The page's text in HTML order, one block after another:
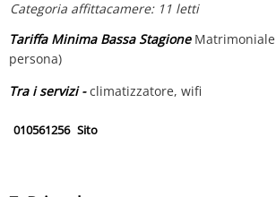
Categoria affittacamere: 11 letti
Tariffa Minima Bassa StagioneMatrimoniale
persona)
Tra i servizi -climatizzatore, wifi
010561256 Sito